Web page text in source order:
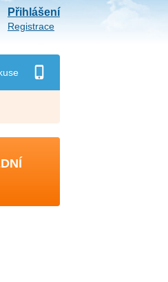
Přihlášení
Registrace